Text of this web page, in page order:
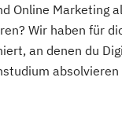
Online Marketing
Wir haben für
an denen du
absolvieren